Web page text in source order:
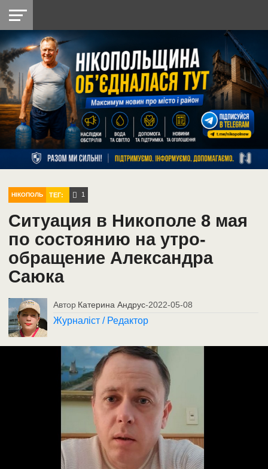
НІКОПОЛЬ
РАЙОН
СІЧЕСЛАВСЬКА
УКРАЇНА
РЕТРО
НІКОПОЛЬ
ЛАЙТ
УКРАЇНА
ДОПОМОГА
РАДІО
НІКОПОЛЬ ТЕГ: 1
Ситуация в Никополе 8 мая
по состоянию на утро-
обращение Александра
Саюка
Автор Катерина Андрус-2022-05-08
Журналіст / Редактор